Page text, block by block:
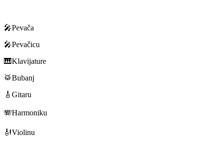
🎤Pevača
🎤Pevačicu
🎹Klavijature
🥁Bubanj
🎸Gitaru
🪗Harmoniku
🎻Violinu